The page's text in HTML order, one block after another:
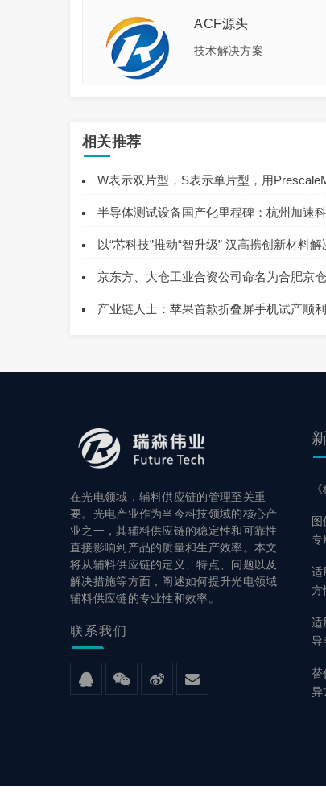
ACF源头
技术解决方案
相关推荐
W表示双片型，S表示单片型，用
半导体测试设备国产化里程碑：杭州加速
以“芯科技”推动“智升级” 汉高携创新材料
京东方、大仓工业合资公司命名为合肥京
产业链人士：苹果首款折叠屏手机试产顺利
在光电领域，辅料供应链的管理至关重
要。光电产业作为当今科技领域的核心产
业之一，其辅料供应链的稳定性和可靠性
直接影响到产品的质量和生产效率。本文
将从辅料供应链的定义、特点、问题以及
解决措施等方面，阐述如何提升光电领域
辅料供应链的专业性和效率。
联系我们
专
适
方
适
导
替
异